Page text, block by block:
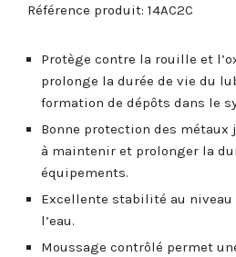
Référence produit: 14AC2C
Protège contre la rouille et
prolonge la durée de vie du
formation de dépôts dans le
Bonne protection des métaux
à maintenir et prolonger la
équipements.
Excellente stabilité au niveau
l’eau.
Moussage contrôlé permet